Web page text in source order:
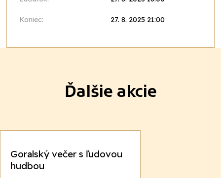
Koniec: 27. 8. 2025 21:00
Ďalšie akcie
Goralský večer s ľudovou
hudbou